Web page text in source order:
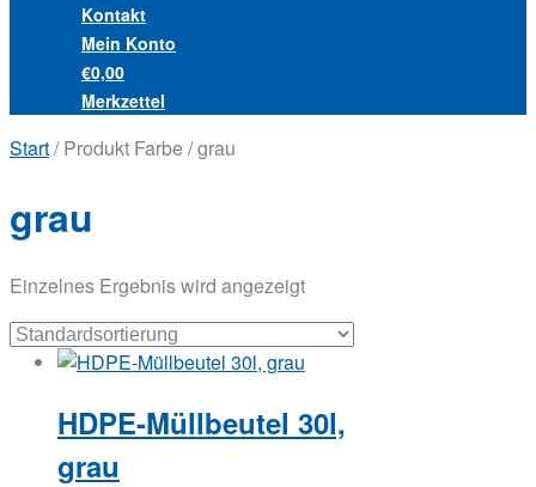
Kontakt
Mein Konto
€0,00
Merkzettel
Start/ Produkt Farbe / grau
grau
Einzelnes Ergebnis wird angezeigt
HDPE-Müllbeutel 30l,
grau